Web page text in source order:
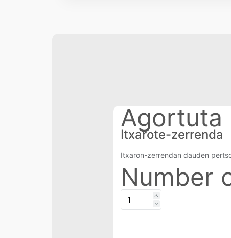
Agortuta
Itxarote-zerrenda
Itxaron-zerrendan dauden
Number